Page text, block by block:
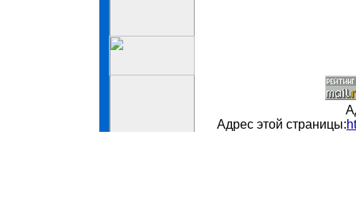
Адрес этой страницы: